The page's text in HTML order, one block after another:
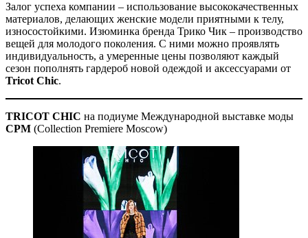
Залог успеха компании – использование высококачественных
материалов, делающих женские модели приятными к телу,
износостойкими. Изюминка бренда Трико Чик – производство
вещей для молодого поколения. С ними можно проявлять
индивидуальность, а умеренные цены позволяют каждый
сезон пополнять гардероб новой одеждой и аксессуарами от
Tricot Chic.
TRICOT CHIC на подиуме Международной выставке моды
CPM (Collection Premiere Moscow)